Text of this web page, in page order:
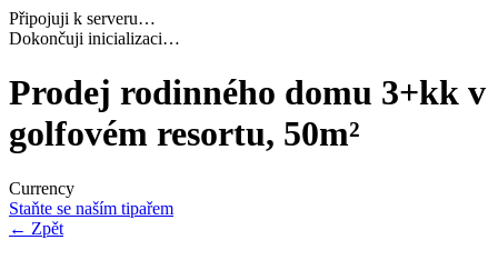
Připojuji k serveru…
Navazuji bezpečné spojení…
Prodej rodinného domu 3+kk v
golfovém resortu, 50m²
Currency
Staňte se naším tipařem
← Zpět